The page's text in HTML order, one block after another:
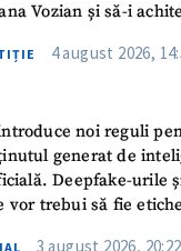
Vozian și să-i
4 august 2026,
noi reguli
generat de
Deepfake-urile
vor trebui să fie
3 august 2026, 20:22